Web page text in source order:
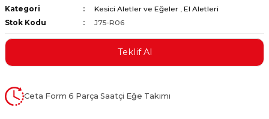
Kaplamalar
ve Penseler
Kategori
Kesici Aletler ve Eğeler , El Aletleri
Stok Kodu
J75-R06
Teklif Al
Ceta Form 6 Parça Saatçi Eğe Takımı